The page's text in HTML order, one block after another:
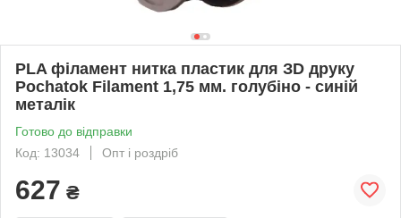
PLA філамент нитка пластик для ЗD друку
Pochatok Filament 1,75 мм. голубіно - синій
металік
Готово до відправки
Код: 13034
Опт і роздріб
627 ₴